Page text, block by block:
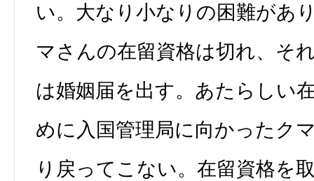
い。大なり小なりの困難があ
マさんの在留資格は切れ、そ
は婚姻届を出す。あたらしい
めに入国管理局に向かったク
り戻ってこない。在留資格を